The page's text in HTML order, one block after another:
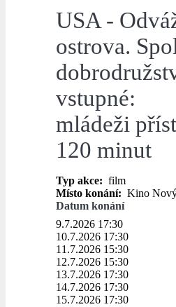
USA -
ostrova.
vstupné:
mládeži
120 minut
Typ akce: film
Místo konání: Kino
Datum konání
9.7.2026 17:30
10.7.2026 17:30
11.7.2026 15:30
12.7.2026 15:30
13.7.2026 17:30
14.7.2026 17:30
15.7.2026 17:30